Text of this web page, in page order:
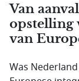
Van
opstelling
van
Was